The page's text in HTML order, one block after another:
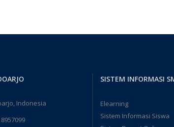
Indonesia
SISTEM INFORMASI
Elearning
Sistem Informasi Siswa